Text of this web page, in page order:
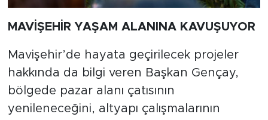
MAVİŞEHİR YAŞAM ALANINA KAVUŞUYOR
Mavişehir’de hayata geçirilecek projeler
hakkında da bilgi veren Başkan Gençay,
bölgede pazar alanı çatısının
yenileneceğini, altyapı çalışmalarının